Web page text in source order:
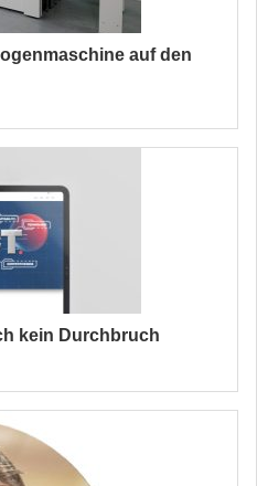
auf den
kein Durchbruch